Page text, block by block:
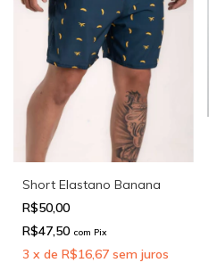
Short Elastano Banana
R$50,00
R$47,50 com Pix
3 x de R$16,67 sem juros